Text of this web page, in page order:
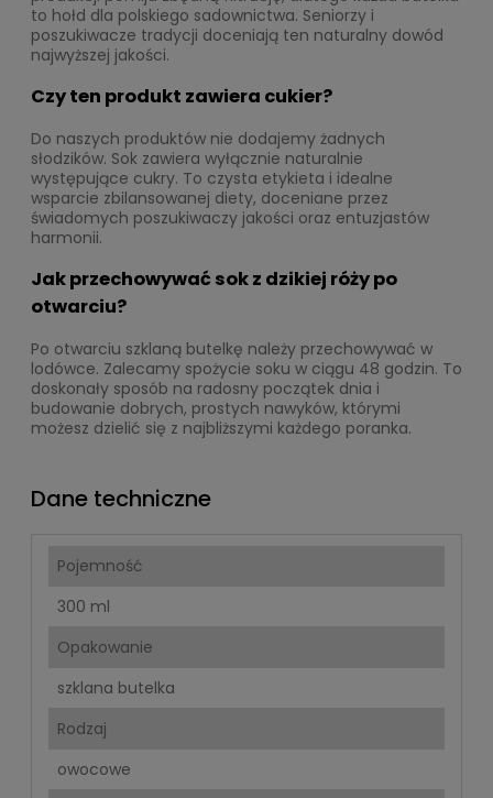
to hołd dla polskiego sadownictwa. Seniorzy i
poszukiwacze tradycji doceniają ten naturalny dowód
najwyższej jakości.
Czy ten produkt zawiera cukier?
Do naszych produktów nie dodajemy żadnych
słodzików. Sok zawiera wyłącznie naturalnie
występujące cukry. To czysta etykieta i idealne
wsparcie zbilansowanej diety, doceniane przez
świadomych poszukiwaczy jakości oraz entuzjastów
harmonii.
Jak przechowywać sok z dzikiej róży po
otwarciu?
Po otwarciu szklaną butelkę należy przechowywać w
lodówce. Zalecamy spożycie soku w ciągu 48 godzin. To
doskonały sposób na radosny początek dnia i
budowanie dobrych, prostych nawyków, którymi
możesz dzielić się z najbliższymi każdego poranka.
Dane techniczne
Pojemność
300 ml
Opakowanie
szklana butelka
Rodzaj
owocowe